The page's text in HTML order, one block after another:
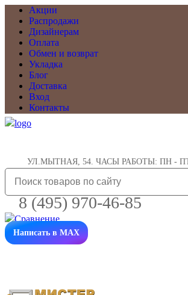
Акции
Распродажи
Дизайнерам
Оплата
Обмен и возврат
Укладка
Блог
Доставка
Вход
Контакты
УЛ.МЫТНАЯ, 54. ЧАСЫ РАБОТЫ: ПН - ПТ
8 (495) 970-46-85
Написать в MAX